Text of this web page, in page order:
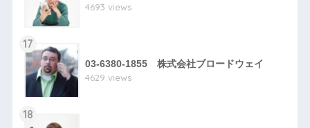
4693 views
17
03-6380-1855 株式会社ブロードウェイ
4629 views
18